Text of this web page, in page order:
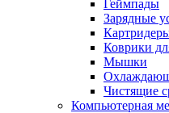
Геймпады
Зарядные
Коврики
Мышки
Чистящие
Компьютерная